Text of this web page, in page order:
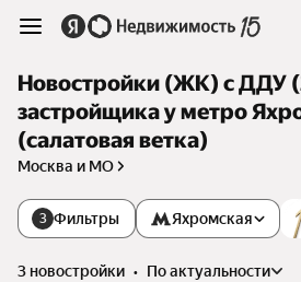
Новостройки (ЖК) с ДДУ
застройщика у метро
(салатовая ветка)
Москва и МО
3 Фильтры Яхромская
3 новостройки •
по актуальности